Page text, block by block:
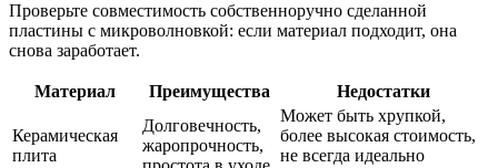
Проверьте совместимость собственноручно сделанной
пластины с микроволновкой: если материал подходит, она
снова заработает.
Материал Преимущества Недостатки
Керамическая
плита
Долговечность,
жаропрочность,
Может быть хрупкой,
более высокая стоимость,
не всегда идеально